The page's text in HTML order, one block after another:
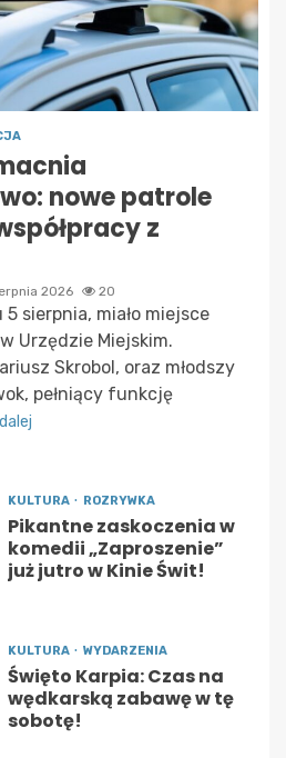
nowe patrole
z
2026 20
sierpnia, miało miejsce
Urzędzie Miejskim.
Skrobol, oraz młodszy
pełniący funkcję
KULTURA ROZRYWKA
Pikantne zaskoczenia w
komedii „Zaproszenie”
już jutro w Kinie Świt!
KULTURA WYDARZENIA
Święto Karpia: Czas na
wędkarską zabawę w tę
sobotę!